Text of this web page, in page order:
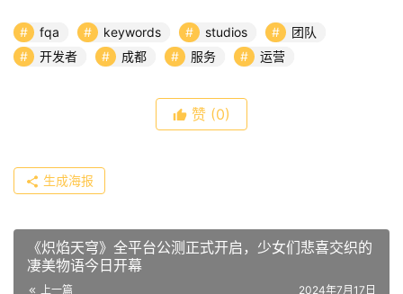
fqa keywords studios
团队
开发者
成都 服务 运营
赞 (0)
生成海报
《炽焰天穹》全平台公测正式开启，少女们悲喜交织的
凄美物语今日开幕
上一篇 2024年7月17日